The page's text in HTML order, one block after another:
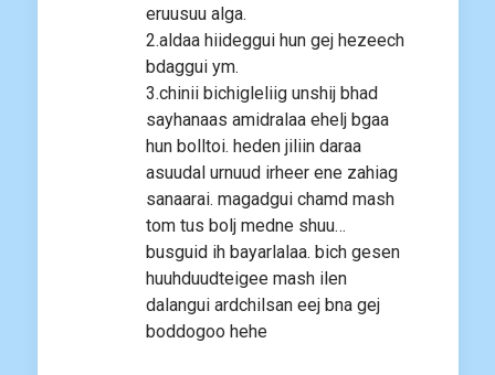
eruusuu alga.
2.aldaa hiideggui hun gej hezeech
bdaggui ym.
3.chinii bichigleliig unshij bhad
sayhanaas amidralaa ehelj bgaa
hun bolltoi. heden jiliin daraa
asuudal urnuud irheer ene zahiag
sanaarai. magadgui chamd mash
tom tus bolj medne shuu…
busguid ih bayarlalaa. bich gesen
huuhduudteigee mash ilen
dalangui ardchilsan eej bna gej
boddogoo hehe